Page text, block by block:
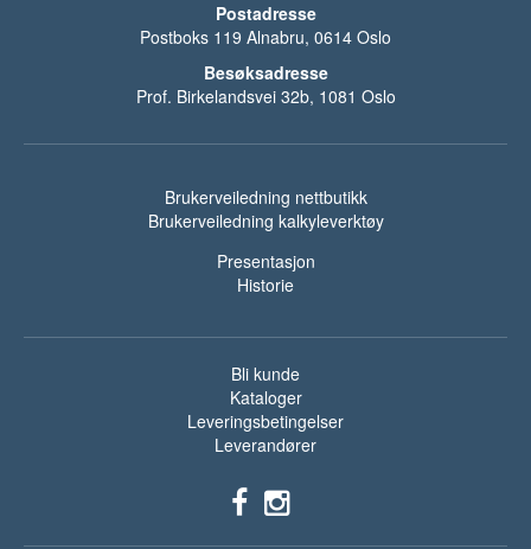
Postadresse
Postboks 119 Alnabru, 0614 Oslo
Besøksadresse
Prof. Birkelandsvei 32b, 1081 Oslo
Brukerveiledning nettbutikk
Brukerveiledning kalkyleverktøy
Presentasjon
Historie
Bli kunde
Kataloger
Leveringsbetingelser
Leverandører